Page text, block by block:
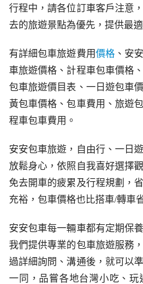
行程中，請各位訂車客戶注意
去的旅遊景點為優先，提供最
有詳細包車旅遊費用價格、安
車旅遊價格、計程車包車價格
包車旅遊價目表、一日遊包車
黃包車價格、包車費用、旅遊
程車包車費用。
安安包車旅遊，自由行、一日
放鬆身心，依照自我喜好選擇
免去開車的疲累及行程規劃，
充裕，包車價格也比搭車/轉車
安安包車每一輛車都有定期保
我們提供專業的包車旅遊服務
過詳細詢問、溝通後，就可以
一同，品嘗各地台灣小吃、